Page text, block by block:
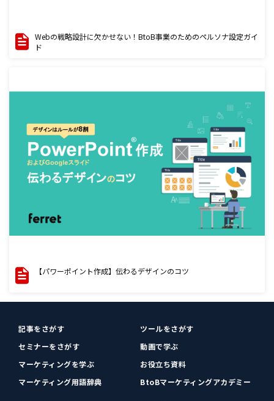
Webの戦略設計に欠かせない！BtoB事業のためのペルソナ設定ガイ
ド
【パワーポイント作成】伝わるデザインのコツ
記事をさがす
ツールをさがす
セミナーをさがす
動画で学ぶ
マーケティングを学ぶ
お役立ち資料
マーケティング用語辞典
BtoBマーケティングアカデミー